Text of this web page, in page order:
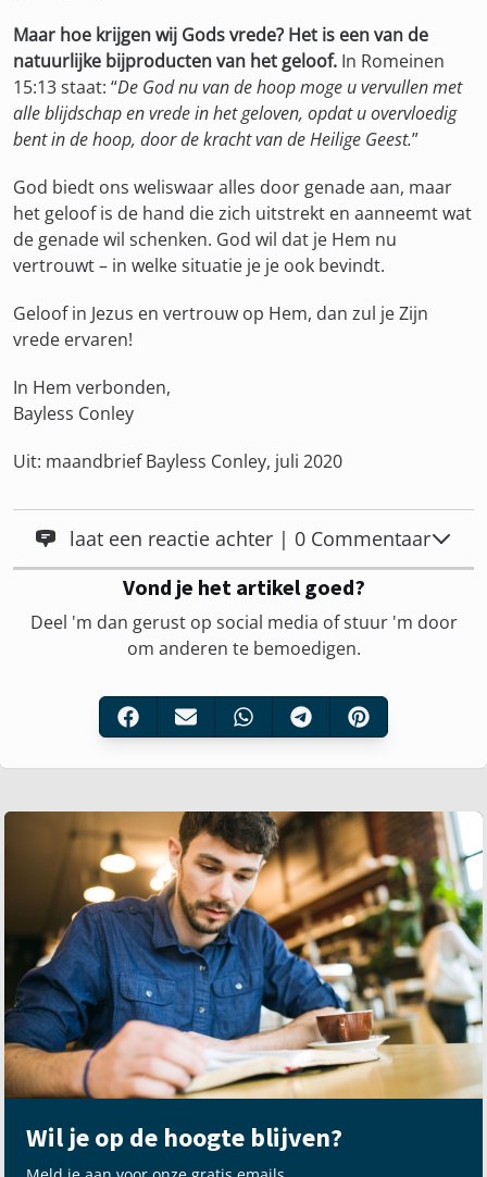
Maar hoe krijgen wij Gods vrede? Het is een van de
natuurlijke bijproducten van het geloof. In Romeinen
15:13 staat: “De God nu van de hoop moge u vervullen met
alle blijdschap en vrede in het geloven, opdat u overvloedig
bent in de hoop, door de kracht van de Heilige Geest.”
God biedt ons weliswaar alles door genade aan, maar
het geloof is de hand die zich uitstrekt en aanneemt wat
de genade wil schenken. God wil dat je Hem nu
vertrouwt – in welke situatie je je ook bevindt.
Geloof in Jezus en vertrouw op Hem, dan zul je Zijn
vrede ervaren!
In Hem verbonden,
Bayless Conley
Uit: maandbrief Bayless Conley, juli 2020
laat een reactie achter | 0 Commentaar
Vond je het artikel goed?
Deel 'm dan gerust op social media of stuur 'm door
om anderen te bemoedigen.
Wil je op de hoogte blijven?